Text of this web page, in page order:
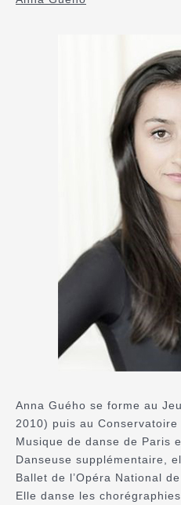
Anna Guého se forme au
2010) puis au
Musique de danse de Paris
Danseuse supplémentaire,
Ballet de l’Opéra National
Elle danse les